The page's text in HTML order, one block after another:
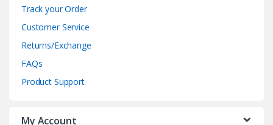
Track your Order
Customer Service
Returns/Exchange
FAQs
Product Support
My Account